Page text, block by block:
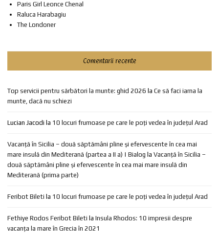
Paris Girl Leonce Chenal
Raluca Harabagiu
The Londoner
Comentarii recente
Top servicii pentru sărbători la munte: ghid 2026 la Ce să faci iarna la
munte, dacă nu schiezi
Lucian Jacodi la 10 locuri frumoase pe care le poți vedea în județul Arad
Vacanță în Sicilia – două săptămâni pline și efervescente în cea mai
mare insulă din Mediterană (partea a II a) | Bialog la Vacanță în Sicilia –
două săptămâni pline și efervescente în cea mai mare insulă din
Mediterană (prima parte)
Feribot Bileti la 10 locuri frumoase pe care le poți vedea în județul Arad
Fethiye Rodos Feribot Bileti la Insula Rhodos: 10 impresii despre
vacanța la mare în Grecia în 2021